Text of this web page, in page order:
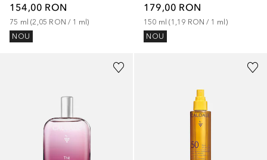
154,00 RON
75 ml (2,05 RON / 1 ml)
NOU
179,00 RON
150 ml (1,19 RON / 1 ml )
NOU